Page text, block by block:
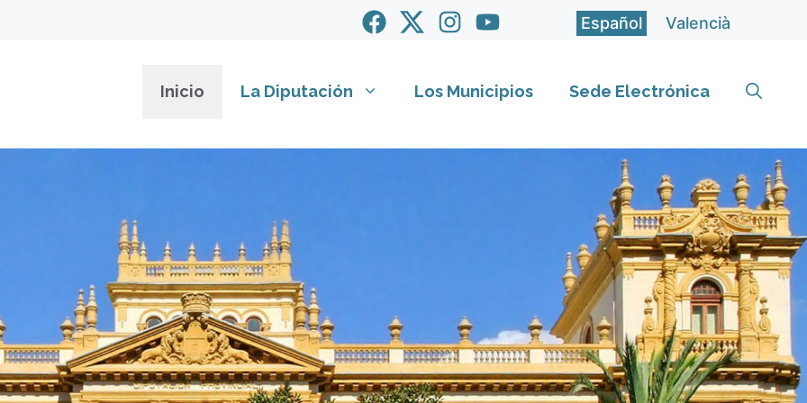
Español Valencià
Inicio La Diputación Los Municipios Sede Electrónica